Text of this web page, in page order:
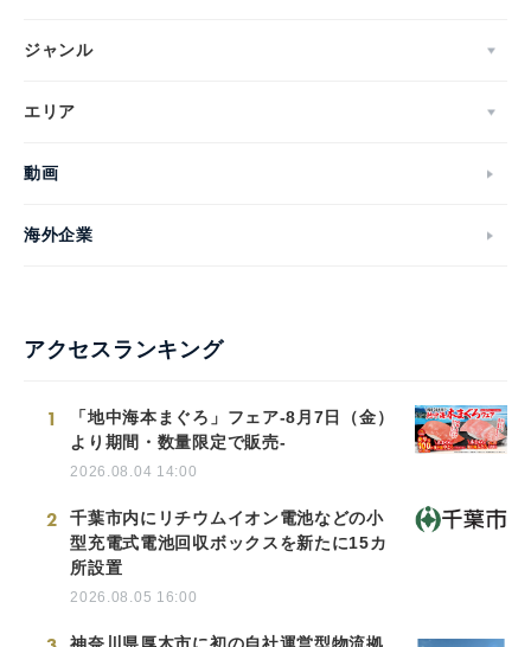
ジャンル
エリア
動画
海外企業
アクセスランキング
1
「地中海本まぐろ」フェア-8月7日（金）
より期間・数量限定で販売-
2026.08.04 14:00
2
千葉市内にリチウムイオン電池などの小
型充電式電池回収ボックスを新たに15カ
所設置
2026.08.05 16:00